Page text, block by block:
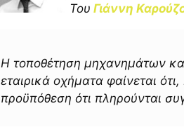
Του Γιάννη
Η τοποθέτηση μηχανημάτων
εταιρικά οχήματα φαίνεται
προϋπόθεση ότι πληρούνται